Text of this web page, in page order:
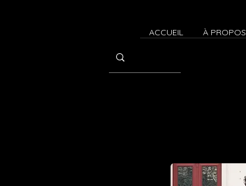
ACCUEIL À PROPOS